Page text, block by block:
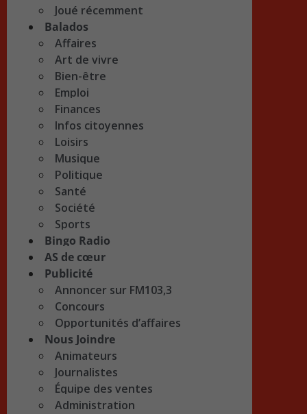
Joué récemment
Balados
Affaires
Art de vivre
Bien-être
Emploi
Finances
Infos citoyennes
Loisirs
Musique
Politique
Santé
Société
Sports
Bingo Radio
AS de cœur
Publicité
Annoncer sur FM103,3
Concours
Opportunités d’affaires
Nous Joindre
Animateurs
Journalistes
Équipe des ventes
Administration